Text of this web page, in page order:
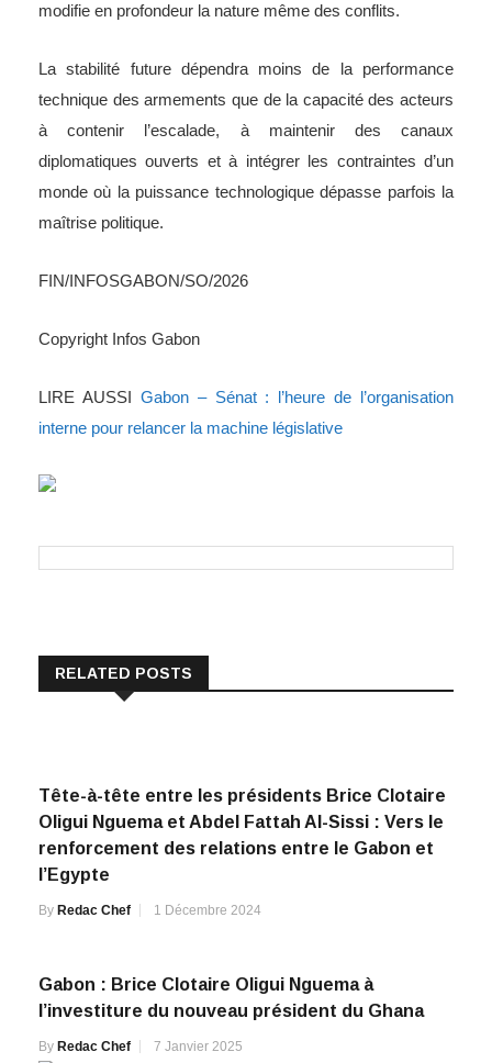
modifie en profondeur la nature même des conflits.
La stabilité future dépendra moins de la performance
technique des armements que de la capacité des acteurs
à contenir l’escalade, à maintenir des canaux
diplomatiques ouverts et à intégrer les contraintes d’un
monde où la puissance technologique dépasse parfois la
maîtrise politique.
FIN/INFOSGABON/SO/2026
Copyright Infos Gabon
LIRE AUSSI Gabon – Sénat : l’heure de l’organisation
interne pour relancer la machine législative
RELATED POSTS
Tête-à-tête entre les présidents Brice Clotaire
Oligui Nguema et Abdel Fattah Al-Sissi : Vers le
renforcement des relations entre le Gabon et
l’Egypte
By Redac Chef 1 Décembre 2024
Gabon : Brice Clotaire Oligui Nguema à
l’investiture du nouveau président du Ghana
By Redac Chef 7 Janvier 2025